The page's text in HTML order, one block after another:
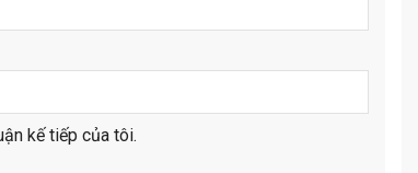
kế tiếp của tôi.